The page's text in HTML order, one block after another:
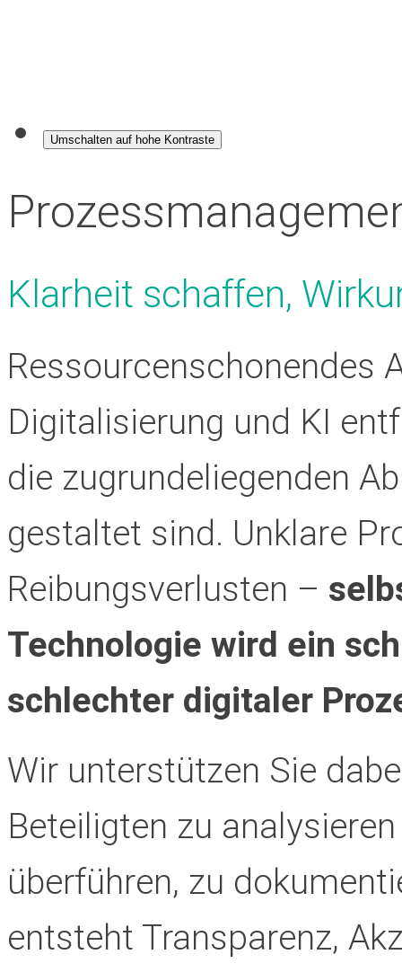
Umschalten auf hohe Kontraste
Klarheit schaffen,
Ressourcenschonendes
Digitalisierung und KI
die zugrundeliegenden
gestaltet sind. Unklare
Reibungsverlusten –
Technologie wird ein
schlechter digitaler
Wir unterstützen Sie
Beteiligten zu
überführen, zu
entsteht Transparenz,